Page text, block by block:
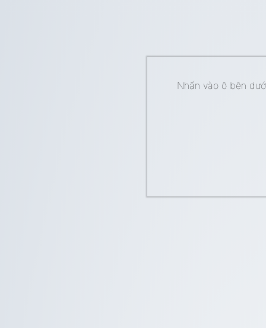
Nhấn vào ô bên